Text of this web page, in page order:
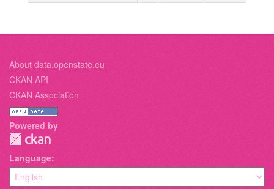
About data.openstate.eu
CKAN API
CKAN Association
Powered by
Language